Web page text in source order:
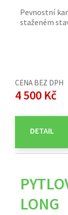
Pevnostní
staženém
CENA BEZ DPH
4 500 Kč
DETAIL
LONG